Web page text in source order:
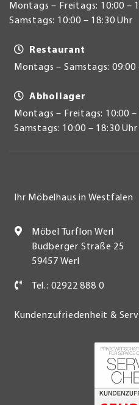
Montags – Freitags: 10:00 –
Samstags: 10:00 – 18:30 Uhr
Restaurant
Montags – Samstags: 09:00
Abhollager
Montags – Freitags: 10:00 –
Samstags: 10:00 – 18:30 Uhr
Ihr Möbelhaus in Westfalen
Möbel Turflon Werl
Budberger Straße 25
59457 Werl
Tel.: 02922 888 0
Kundenzufriedenheit &